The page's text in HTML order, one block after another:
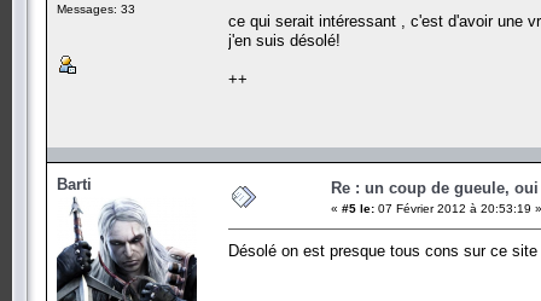
Messages: 33
ce qui serait intéressant , c'est d'avoir une
j'en suis désolé!
++
Barti Re : un coup de gueule, oui
« #5 le: 07 Février 2012 à 20:53:19 »
Désolé on est presque tous cons sur ce